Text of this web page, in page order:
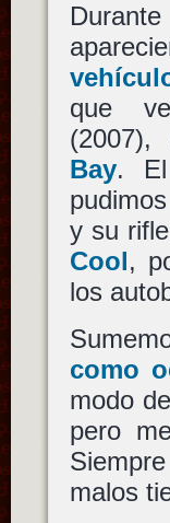
que
Bay. El
y su
Cool,
los
como
modo
pero
malos